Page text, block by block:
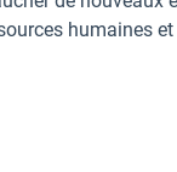
humaines